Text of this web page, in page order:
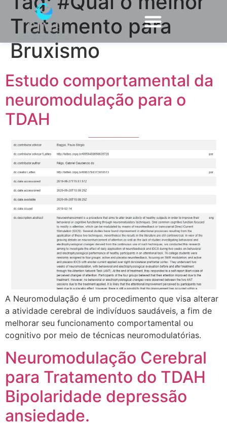
Tratamento para
Bruxismo
Estudo comportamental da
neuromodulação para o
TDAH
A Neuromodulação é um procedimento que visa alterar
a atividade cerebral de indivíduos saudáveis, a fim de
melhorar seu funcionamento comportamental ou
cognitivo por meio de técnicas neuromodulatórias.
Neuromodulação Cerebral
para Tratamento do TDAH
Bipolaridade depressão
ansiedade.